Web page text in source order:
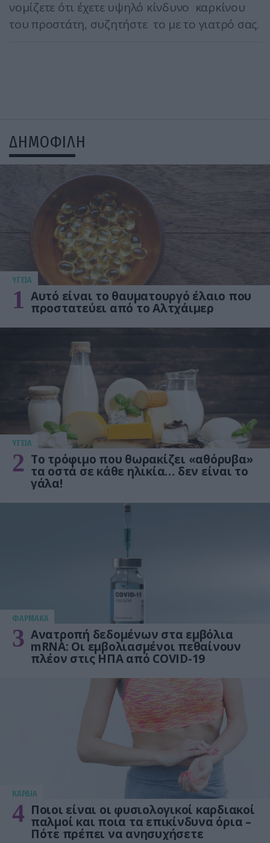
νομίζετε ότι έχετε υψηλό κίνδυνο καρκίνου
του προστάτη, συζητήστε το με το γιατρό σας.
ΔΗΜΟΦΙΛΗ
ΥΓΕΙΑ
1 Αυτό είναι το θαυματουργό έλαιο που
προστατεύει από το Αλτχάιμερ
ΥΓΕΙΑ
2 Το τρόφιμο που θωρακίζει «αθόρυβα»
τα οστά σε κάθε ηλικία… δεν είναι το
γάλα!
ΦΑΡΜΑΚΑ
3 Ανατροπή δεδομένων στα εμβόλια
mRNA: Οι εμβολιασμένοι πεθαίνουν
πλέον στις ΗΠΑ από COVID-19
KΑΡΔΙΑ
4 Ποιοι είναι οι φυσιολογικοί καρδιακοί
παλμοί και ποια τα επικίνδυνα όρια –
Πότε πρέπει να ανησυχήσετε